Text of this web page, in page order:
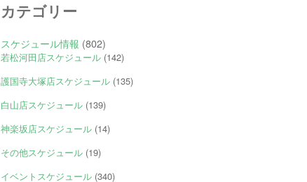
カテゴリー
スケジュール情報 (802)
若松河田店スケジュール (142)
護国寺大塚店スケジュール (135)
白山店スケジュール (139)
神楽坂店スケジュール (14)
その他スケジュール (19)
イベントスケジュール (340)